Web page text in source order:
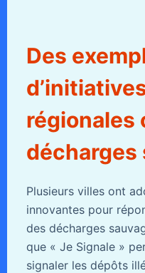
Des
régionales
décharges
Plusieurs villes ont
innovantes pour
des décharges
que « Je Signale »
signaler les dépôts